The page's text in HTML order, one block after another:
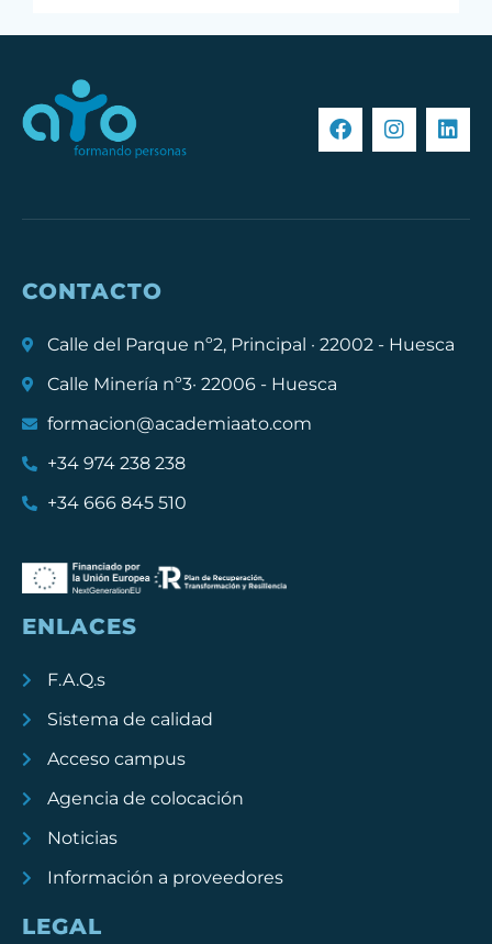
CONTACTO
Calle del Parque nº2, Principal · 22002 - Huesca
Calle Minería nº3· 22006 - Huesca
formacion@academiaato.com
+34 974 238 238
+34 666 845 510
ENLACES
F.A.Q.s
Sistema de calidad
Acceso campus
Agencia de colocación
Noticias
Información a proveedores
LEGAL